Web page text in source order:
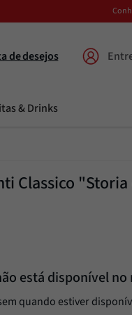
de desejos
& Drinks
Classico
está disponível
quando estiver